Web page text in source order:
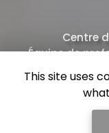
Centre
Équipe de
This site uses